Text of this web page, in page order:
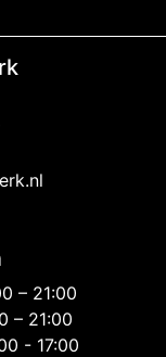
– 21:00
– 21:00
- 17:00